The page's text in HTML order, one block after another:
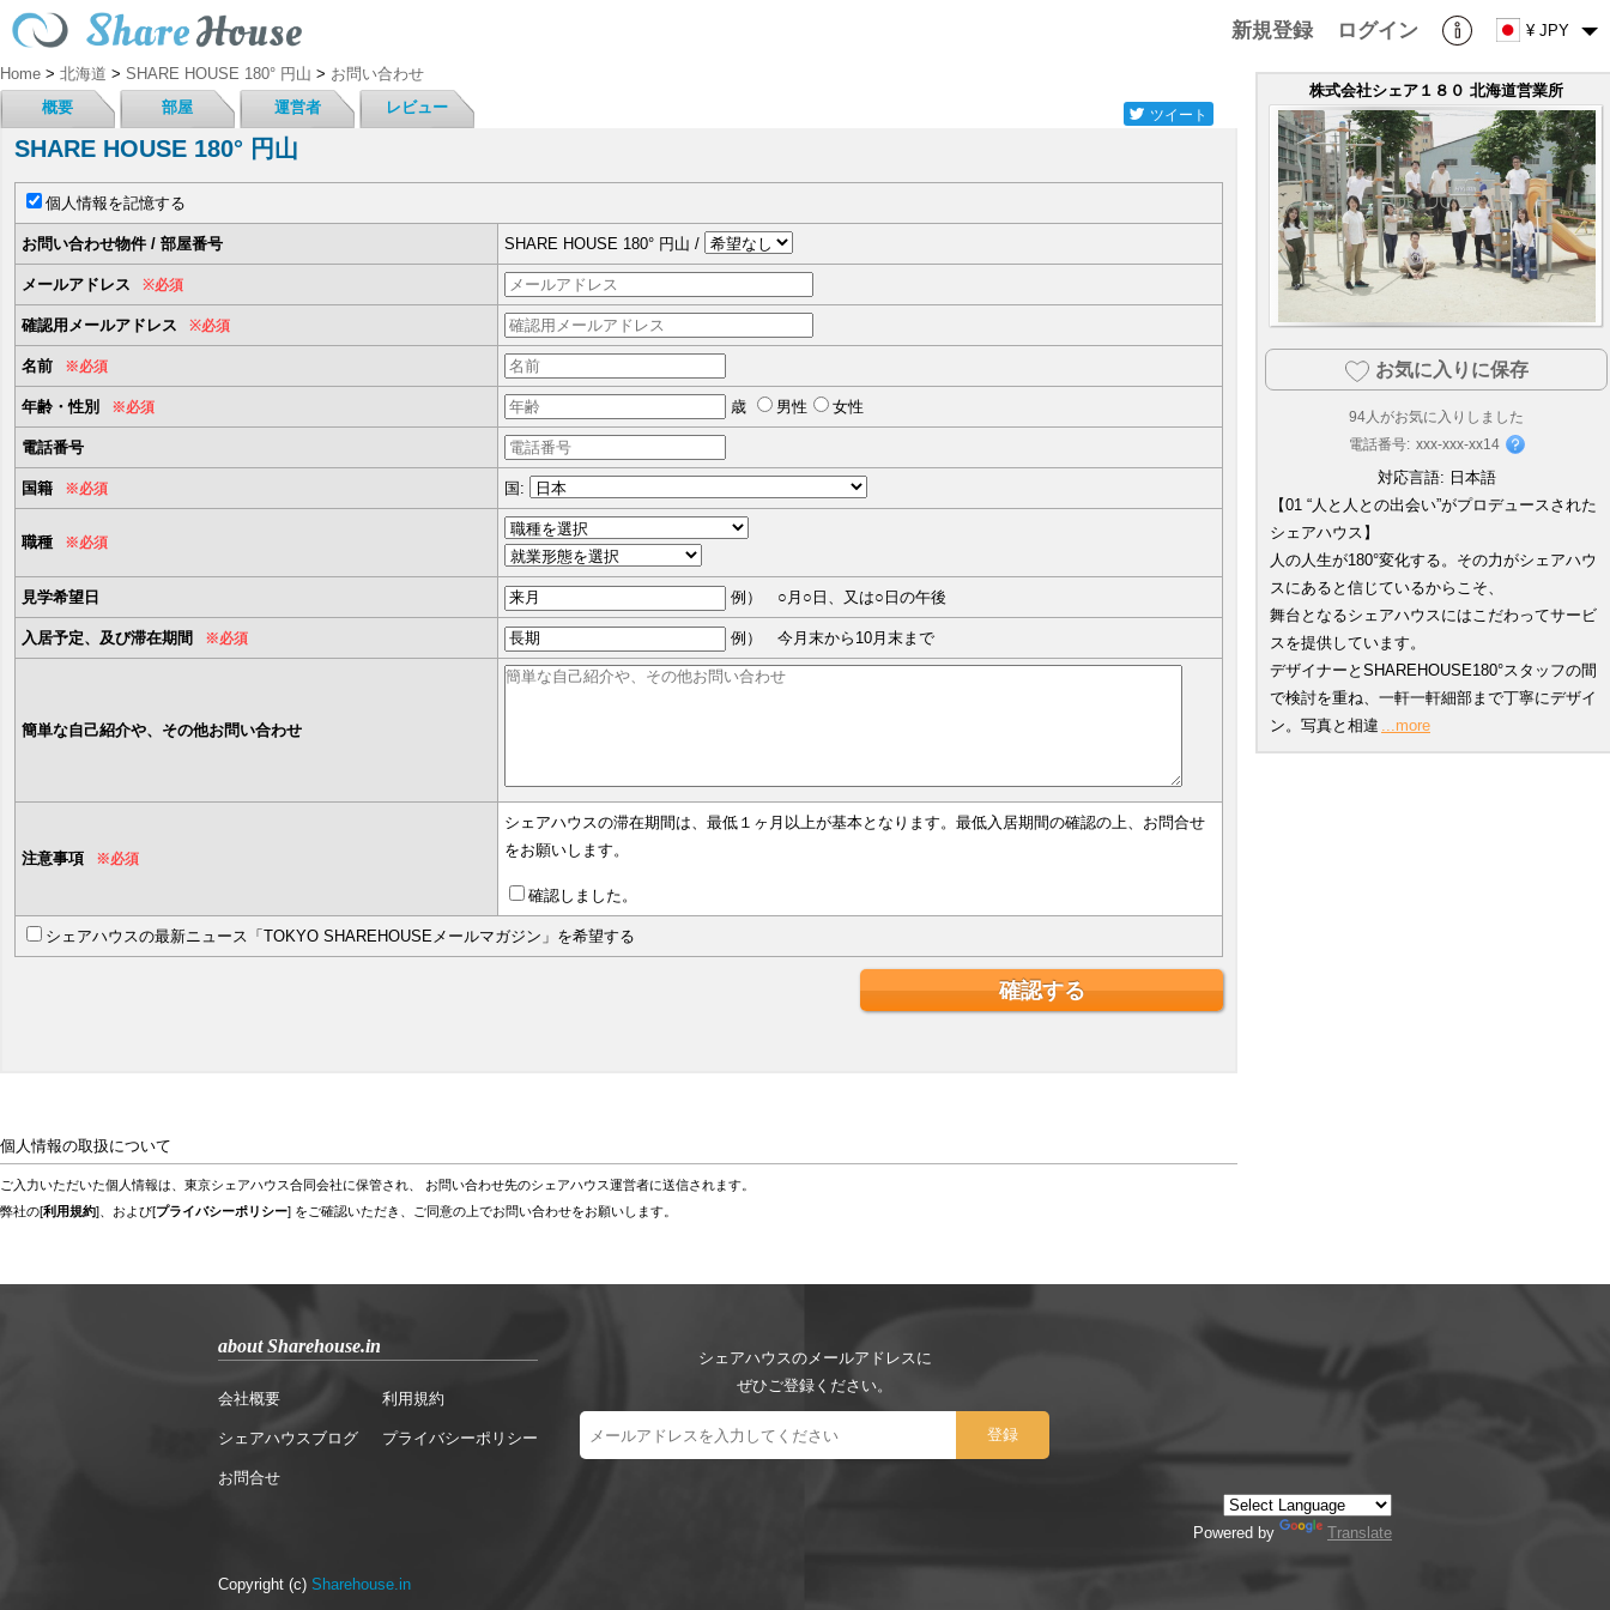
新規登録 ログイン ¥ JPY
Home > 北海道 > SHARE HOUSE 180° 円山 > お問い合わせ
概要
部屋 運営者 レビュー ツイート
SHARE HOUSE 180° 円山
個人情報を記憶する
お問い合わせ物件 / 部屋番号 SHARE HOUSE 180° 円山 /
メールアドレス ※必須
確認用メールアドレス ※必須
名前 ※必須
年齢・性別 ※必須 歳 男性 女性
電話番号
国籍 ※必須 国:
職種 ※必須
見学希望日 例） ○月○日、又は○日の午後
入居予定、及び滞在期間 ※必須 例） 今月末から10月末まで
簡単な自己紹介や、その他お問い合わせ
注意事項 ※必須
シェアハウスの滞在期間は、最低１ヶ月以上が基本となります。最低入居期間の確認の上、お問合せ
をお願いします。
確認しました。
シェアハウスの最新ニュース「TOKYO SHAREHOUSEメールマガジン」を希望する
個人情報の取扱について
ご入力いただいた個人情報は、東京シェアハウス合同会社に保管され、 お問い合わせ先のシェアハウス運営者に送信されます。
弊社の[利用規約]、および[プライバシーポリシー] をご確認いただき、ご同意の上でお問い合わせをお願いします。
株式会社シェア１８０ 北海道営業所
お気に入りに保存
94 人がお気に入りしました
電話番号: xxx-xxx-xx14
対応言語: 日本語
【01 “人と人との出会い”がプロデュースされた
シェアハウス】
人の人生が180°変化する。その力がシェアハウ
スにあると信じているからこそ、
舞台となるシェアハウスにはこだわってサービ
スを提供しています。
デザイナーとSHAREHOUSE180°スタッフの間
で検討を重ね、一軒一軒細部まで丁寧にデザイ
ン。写真と相違 ...more
about Sharehouse.in
会社概要
シェアハウスブログ
お問合せ
利用規約
プライバシーポリシー
シェアハウスのメールアドレスに
ぜひご登録ください。
Powered by Translate
Copyright (c) Sharehouse.in